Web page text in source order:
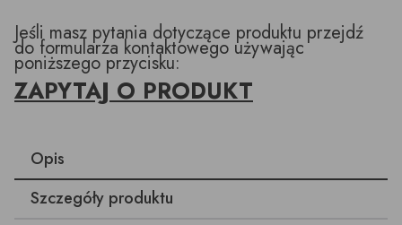
Jeśli masz pytania dotyczące produktu przejdź
do formularza kontaktowego używając
poniższego przycisku:
ZAPYTAJ O PRODUKT
Opis
Szczegóły produktu